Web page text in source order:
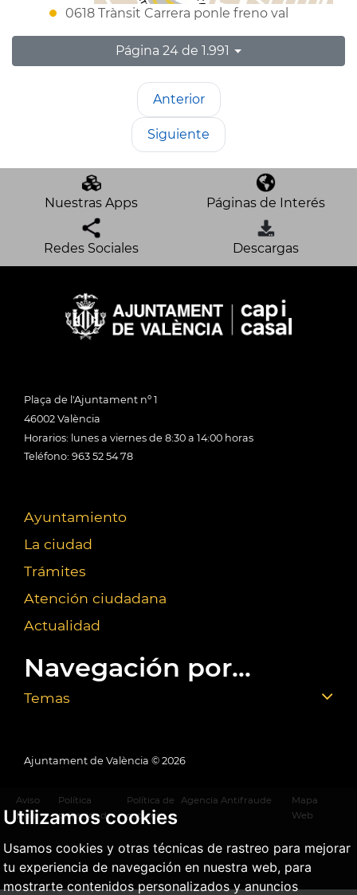
Utilizamos cookies
Usamos cookies y otras técnicas de rastreo para mejorar
tu experiencia de navegación en nuestra web, para
mostrarte contenidos personalizados y anuncios
0618 Trànsit Carrera ponle freno val
Página 24 de 1.991
Anterior
Siguiente
Nuestras Apps Páginas de Interés
Redes Sociales Descargas
Plaça de l'Ajuntament nº 1
46002 València
Horarios: lunes a viernes de 8:30 a 14:00 horas
Teléfono: 963 52 54 78
Ayuntamiento
La ciudad
Trámites
Atención ciudadana
Actualidad
Navegación por...
Temas
Ajuntament de València © 2026
Aviso
legal
Política
privacidad
Política de
cookies
Agencia Antifraude
Mapa
Web